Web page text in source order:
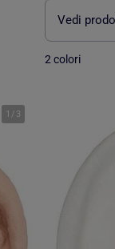
Vedi
2 colori
1 / 3